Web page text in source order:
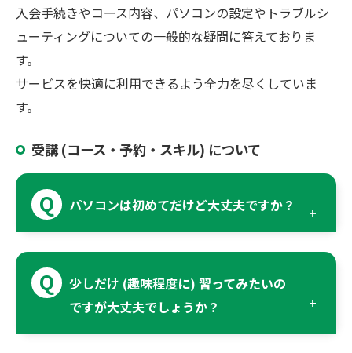
入会手続きやコース内容、パソコンの設定やトラブルシ
ューティングについての一般的な疑問に答えておりま
す。
サービスを快適に利用できるよう全力を尽くしていま
す。
受講 (コース・予約・スキル) について
パソコンは初めてだけど大丈夫ですか？
少しだけ (趣味程度に) 習ってみたいの
ですが大丈夫でしょうか？